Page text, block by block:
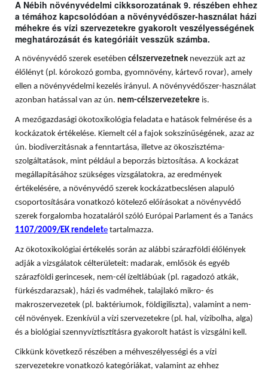
A Nébih növényvédelmi cikksorozatának 9. részében ehhez
a témához kapcsolódóan a növényvédőszer-használat házi
méhekre és vízi szervezetekre gyakorolt veszélyességének
meghatározását és kategóriáit vesszük számba.
A növényvédő szerek esetében célszervezetnek nevezzük azt az
élőlényt (pl. kórokozó gomba, gyomnövény, kártevő rovar), amely
ellen a növényvédelmi kezelés irányul. A növényvédőszer-használat
azonban hatással van az ún. nem-célszervezetekre is.
A mezőgazdasági ökotoxikológia feladata e hatások felmérése és a
kockázatok értékelése. Kiemelt cél a fajok sokszínűségének, azaz az
ún. biodiverzitásnak a fenntartása, illetve az ökoszisztéma-
szolgáltatások, mint például a beporzás biztosítása. A kockázat
megállapításához szükséges vizsgálatokra, az eredmények
értékelésére, a növényvédő szerek kockázatbecslésen alapuló
csoportosítására vonatkozó kötelező előírásokat a növényvédő
szerek forgalomba hozataláról szóló Európai Parlament és a Tanács
1107/2009/EK rendelete tartalmazza.
Az ökotoxikológiai értékelés során az alábbi szárazföldi élőlények
adják a vizsgálatok célterületeit: madarak, emlősök és egyéb
szárazföldi gerincesek, nem-cél ízeltlábúak (pl. ragadozó atkák,
fürkészdarazsak), házi és vadméhek, talajlakó mikro- és
makroszervezetek (pl. baktériumok, földigiliszta), valamint a nem-
cél növények. Ezenkívül a vízi szervezetekre (pl. hal, vízibolha, alga)
és a biológiai szennyvíztisztításra gyakorolt hatást is vizsgálni kell.
Cikkünk következő részében a méhveszélyességi és a vízi
szervezetekre vonatkozó kategóriákat, valamint az ehhez